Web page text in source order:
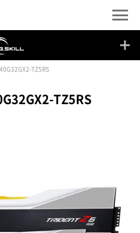
TZ5RS
TZ5RS